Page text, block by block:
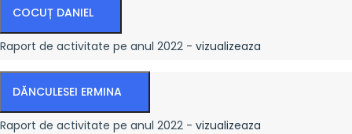
COCUȚ DANIEL
Raport de activitate pe anul 2022 - vizualizeaza
DĂNCULESEI ERMINA
Raport de activitate pe anul 2022 - vizualizeaza